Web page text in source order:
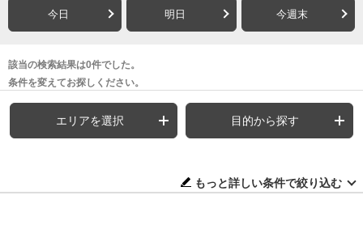
今日 明日 今週末
該当の検索結果は0件でした。
条件を変えてお探しください。
エリアを選択 目的から探す
もっと詳しい条件で絞り込む